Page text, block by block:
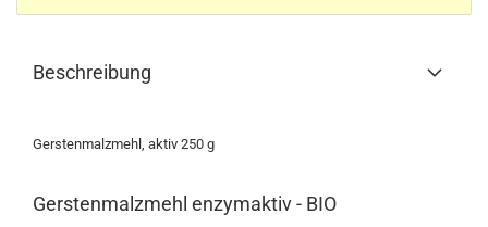
Beschreibung
Gerstenmalzmehl, aktiv 250 g
Gerstenmalzmehl enzymaktiv - BIO